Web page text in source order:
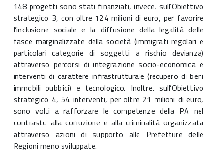
148 progetti sono stati finanziati, invece, sull’Obiettivo
strategico 3, con oltre 124 milioni di euro, per favorire
l’inclusione sociale e la diffusione della legalità delle
fasce marginalizzate della società (immigrati regolari e
particolari categorie di soggetti a rischio devianza)
attraverso percorsi di integrazione socio-economica e
interventi di carattere infrastrutturale (recupero di beni
immobili pubblici) e tecnologico. Inoltre, sull’Obiettivo
strategico 4, 54 interventi, per oltre 21 milioni di euro,
sono volti a rafforzare le competenze della PA nel
contrasto alla corruzione e alla criminalità organizzata
attraverso azioni di supporto alle Prefetture delle
Regioni meno sviluppate.